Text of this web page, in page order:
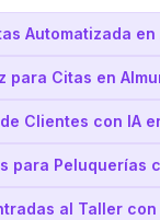
Automatizada
para Citas en
Clientes con IA
para Peluquerías
al Taller